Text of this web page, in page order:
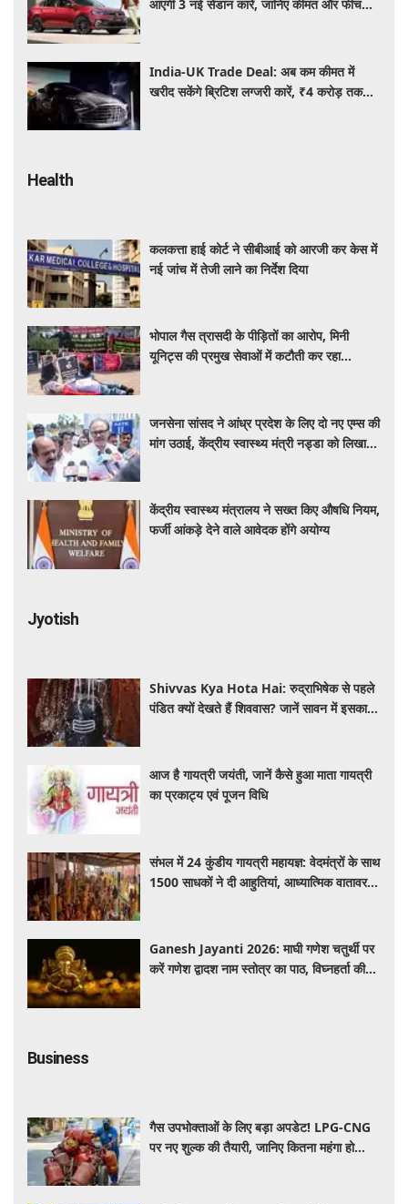
आएंगी 3 नई सेडान कारें, जानिए कीमत और फीचर्स
India-UK Trade Deal: अब कम कीमत में
खरीद सकेंगे ब्रिटिश लग्जरी कारें, ₹4 करोड़ तक
Health
कलकत्ता हाई कोर्ट ने सीबीआई को आरजी कर केस में
नई जांच में तेजी लाने का निर्देश दिया
भोपाल गैस त्रासदी के पीड़ितों का आरोप, मिनी
यूनिट्स की प्रमुख सेवाओं में कटौती कर रहा
जनसेना सांसद ने आंध्र प्रदेश के लिए दो नए एम्स की
मांग उठाई, केंद्रीय स्वास्थ्य मंत्री नड्डा को लिखा
केंद्रीय स्वास्थ्य मंत्रालय ने सख्त किए औषधि नियम,
फर्जी आंकड़े देने वाले आवेदक होंगे अयोग्य
Jyotish
Shivvas Kya Hota Hai: रुद्राभिषेक से पहले
पंडित क्यों देखते हैं शिववास? जानें सावन में इसका
आज है गायत्री जयंती, जानें कैसे हुआ माता गायत्री
का प्रकाट्य एवं पूजन विधि
संभल में 24 कुंडीय गायत्री महायज्ञ: वेदमंत्रों के साथ
1500 साधकों ने दी आहुतियां, आध्यात्मिक वातावरण
Ganesh Jayanti 2026: माघी गणेश चतुर्थी पर
करें गणेश द्वादश नाम स्तोत्र का पाठ, विघ्नहर्ता की
Business
गैस उपभोक्ताओं के लिए बड़ा अपडेट! LPG-CNG
पर नए शुल्क की तैयारी, जानिए कितना महंगा हो